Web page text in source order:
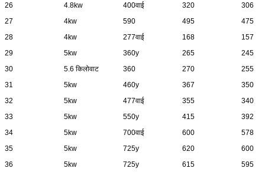
26
4.8kw 400वाई 320
306
27
4kw 590 495
475
28
4kw 277वाई 168
157
29
5kw 360y 265
245
30
5.6 किलोवाट 360 270
255
31
5kw 460y 367
350
32
5kw 477वाई 355
340
33
5kw 550y 415
392
34
5kw 700वाई 600
578
35
5kw 725y 620
600
36
5kw 725y 615 595